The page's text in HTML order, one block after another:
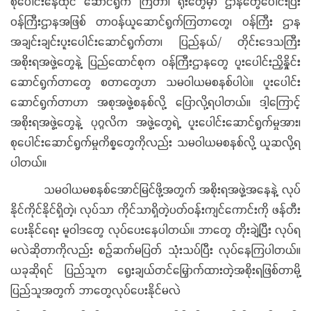
ဝန်ကြီးဌာနအဖြစ် တာဝန်ယူဆောင်ရွက်ကြတာတွေ၊ ဝန်ကြီး ဌာန
အချင်းချင်းပူးပေါင်းဆောင်ရွက်တာ၊ ပြည်နယ်/ တိုင်းဒေသကြီး
အစိုးရအဖွဲ့တွေနဲ့ ပြည်ထောင်စုက ဝန်ကြီးဌာနတွေ ပူးပေါင်းညှိနှိုင်း
ဆောင်ရွက်တာတွေ စတာတွေဟာ သမဝါယမစနစ်ပါပဲ။ ပူးပေါင်း
ဆောင်ရွက်တာဟာ အစုအဖွဲ့စနစ်လို့ ပြောလို့ရပါတယ်။ ဒါ့ကြောင့်
အစိုးရအဖွဲ့တွေနဲ့ ပုဂ္ဂလိက အဖွဲ့တွေရဲ့ ပူးပေါင်းဆောင်ရွက်မှုအား၊
စုပေါင်းဆောင်ရွက်မှုကိစ္စတွေကိုလည်း သမဝါယမစနစ်လို့ ယူဆလို့ရ
ပါတယ်။
သမဝါယမစနစ်အောင်မြင်ဖို့အတွက် အစိုးရအဖွဲ့အနေနဲ့ လုပ်
နိုင်ကိုင်နိုင်ရှိတဲ့၊ လုပ်သာ ကိုင်သာရှိတဲ့ပတ်ဝန်းကျင်ကောင်းကို ဖန်တီး
ပေးနိုင်ရေး မူဝါဒတွေ လုပ်ပေးနေပါတယ်။ ဘာတွေ တိုးချဲ့ပြီး လုပ်ရ
မလဲဆိုတာကိုလည်း စဉ်ဆက်မပြတ် သုံးသပ်ပြီး လုပ်နေကြပါတယ်။
ယခုဆိုရင် ပြည်သူက ရွေးချယ်တင်မြှောက်ထားတဲ့အစိုးရဖြစ်တာမို့
ပြည်သူအတွက် ဘာတွေလုပ်ပေးနိုင်မလဲ